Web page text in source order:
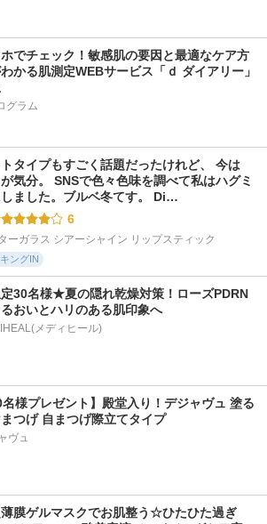
でチェック！敏感肌の要因と最適なケア方
かる肌測定WEBサービス「ｄ ダイアリー」
グラム
タイプもすごく話題だったけれど、 今は
気分。 SNSで色々色味を調べて私はハグミ
ました。ブルベ冬てす。 Di…
6
ーガラス シアーシャイン リップスティック
ングIN
30名様★夏の隠れ乾燥対策！ローズPDRN
おいとハリのある肌印象へ
メディヒール)
名様プレゼント】殿堂入り！デジャヴュ 塗る
つげ 自まつげ際立てタイプ
ヴュ
薄膜ゲルマスクでお肌整う☆ひたひた過ぎ